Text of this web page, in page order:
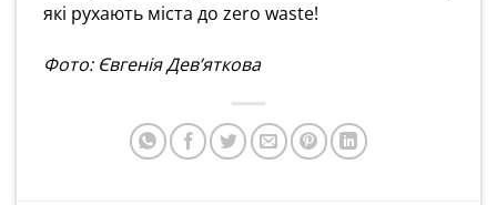
які рухають міста до zero waste!
Фото: Євгенія Дев’яткова